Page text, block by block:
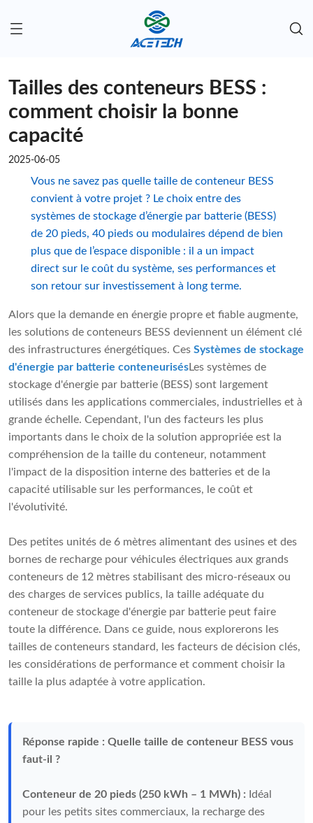
Tailles des conteneurs BESS :
comment choisir la bonne
capacité
2025-06-05
Vous ne savez pas quelle taille de conteneur BESS
convient à votre projet ? Le choix entre des
systèmes de stockage d’énergie par batterie (BESS)
de 20 pieds, 40 pieds ou modulaires dépend de bien
plus que de l’espace disponible : il a un impact
direct sur le coût du système, ses performances et
son retour sur investissement à long terme.
Alors que la demande en énergie propre et fiable augmente,
les solutions de conteneurs BESS deviennent un élément clé
des infrastructures énergétiques. Ces Systèmes de stockage
d'énergie par batterie conteneurisésLes systèmes de
stockage d'énergie par batterie (BESS) sont largement
utilisés dans les applications commerciales, industrielles et à
grande échelle. Cependant, l'un des facteurs les plus
importants dans le choix de la solution appropriée est la
compréhension de la taille du conteneur, notamment
l'impact de la disposition interne des batteries et de la
capacité utilisable sur les performances, le coût et
l'évolutivité.
Des petites unités de 6 mètres alimentant des usines et des
bornes de recharge pour véhicules électriques aux grands
conteneurs de 12 mètres stabilisant des micro-réseaux ou
des charges de services publics, la taille adéquate du
conteneur de stockage d'énergie par batterie peut faire
toute la différence. Dans ce guide, nous explorerons les
tailles de conteneurs standard, les facteurs de décision clés,
les considérations de performance et comment choisir la
taille la plus adaptée à votre application.
Réponse rapide : Quelle taille de conteneur BESS vous
faut-il ?
Conteneur de 20 pieds (250 kWh – 1 MWh) : Idéal
pour les petits sites commerciaux, la recharge des